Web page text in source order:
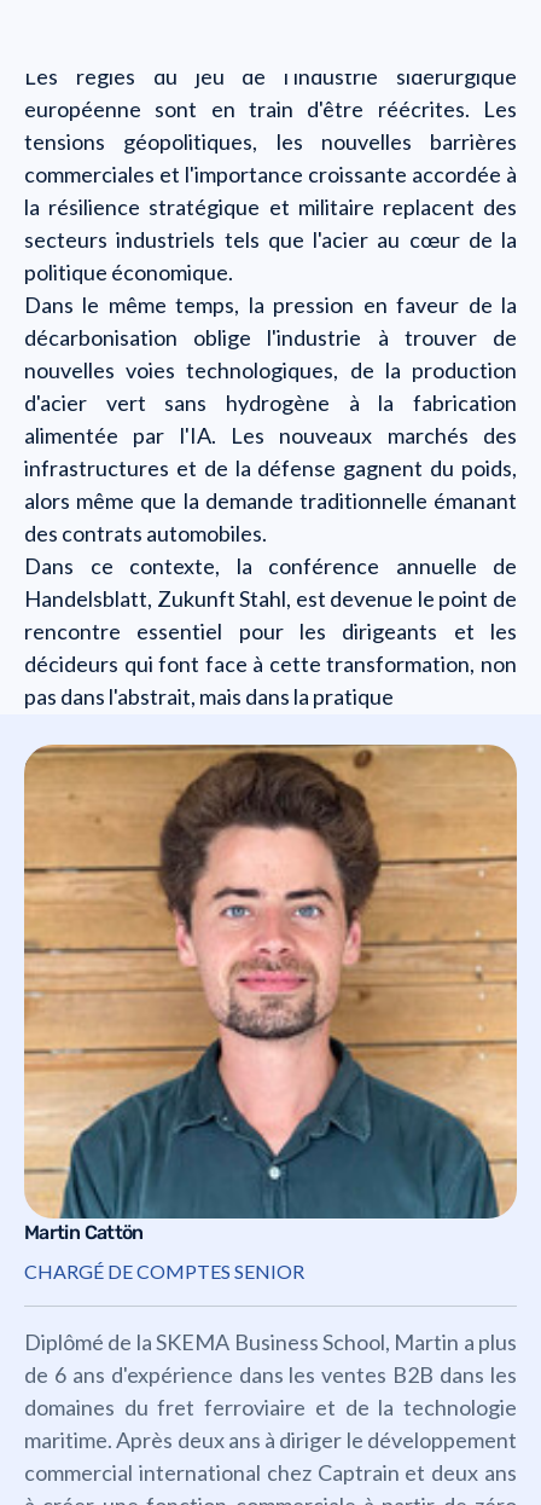
Les règles du jeu de l'industrie sidérurgique
européenne sont en train d'être réécrites. Les
tensions géopolitiques, les nouvelles barrières
commerciales et l'importance croissante accordée à
la résilience stratégique et militaire replacent des
secteurs industriels tels que l'acier au cœur de la
politique économique.
Dans le même temps, la pression en faveur de la
décarbonisation oblige l'industrie à trouver de
nouvelles voies technologiques, de la production
d'acier vert sans hydrogène à la fabrication
alimentée par l'IA. Les nouveaux marchés des
infrastructures et de la défense gagnent du poids,
alors même que la demande traditionnelle émanant
des contrats automobiles.
Dans ce contexte, la conférence annuelle de
Handelsblatt, Zukunft Stahl, est devenue le point de
rencontre essentiel pour les dirigeants et les
décideurs qui font face à cette transformation, non
pas dans l'abstrait, mais dans la pratique
Qui allez-vous rencontrer ?
Martin Cattön
CHARGÉ DE COMPTES SENIOR
Diplômé de la SKEMA Business School, Martin a plus
de 6 ans d'expérience dans les ventes B2B dans les
domaines du fret ferroviaire et de la technologie
maritime. Après deux ans à diriger le développement
commercial international chez Captrain et deux ans